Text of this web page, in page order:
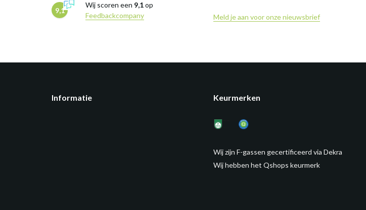
9,1
Wij scoren een 9,1op
Feedbackcompany
Meld je aan voor onze nieuwsbrief
Informatie Keurmerken
Wij zijn F-gassen gecertificeerd via Dekra
Wij hebben het Qshops keurmerk